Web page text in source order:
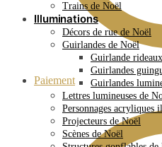
Paiement
Trains de Noël
Illuminations
Décors de rue de Noël
Guirlandes de Noël
Guirlande
Guirlandes
Guirlandes
Lettres lumineuses de
Personnages acryliques
Projecteurs de Noël
Scènes de Noël